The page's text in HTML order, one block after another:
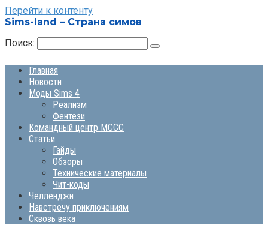
Перейти к контенту
Sims-land – Страна симов
Поиск:
Главная
Новости
Моды Sims 4
Реализм
Фентези
Командный центр MCCC
Статьи
Гайды
Обзоры
Технические материалы
Чит-коды
Челленджи
Навстречу приключениям
Сквозь века